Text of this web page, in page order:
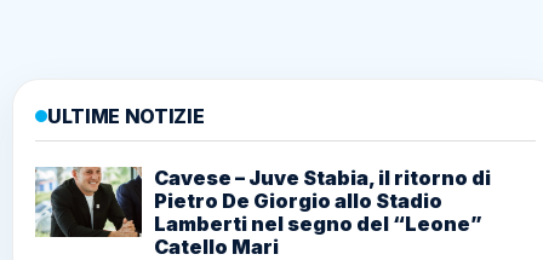
ULTIME NOTIZIE
Cavese – Juve Stabia, il ritorno di
Pietro De Giorgio allo Stadio
Lamberti nel segno del “Leone”
Catello Mari